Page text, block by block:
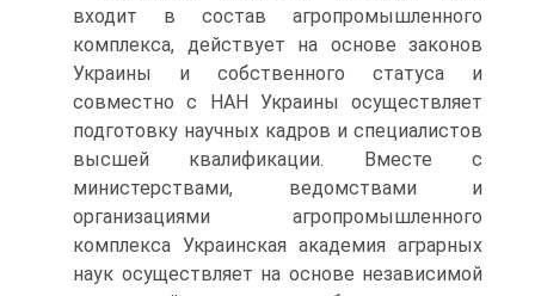
входит в состав агропромышленного
комплекса, действует на основе законов
Украины и собственного статуса и
совместно с НАН Украины осуществляет
подготовку научных кадров и специалистов
высшей квалификации. Вместе с
министерствами, ведомствами и
организациями агропромышленного
комплекса Украинская академия аграрных
наук осуществляет на основе независимой